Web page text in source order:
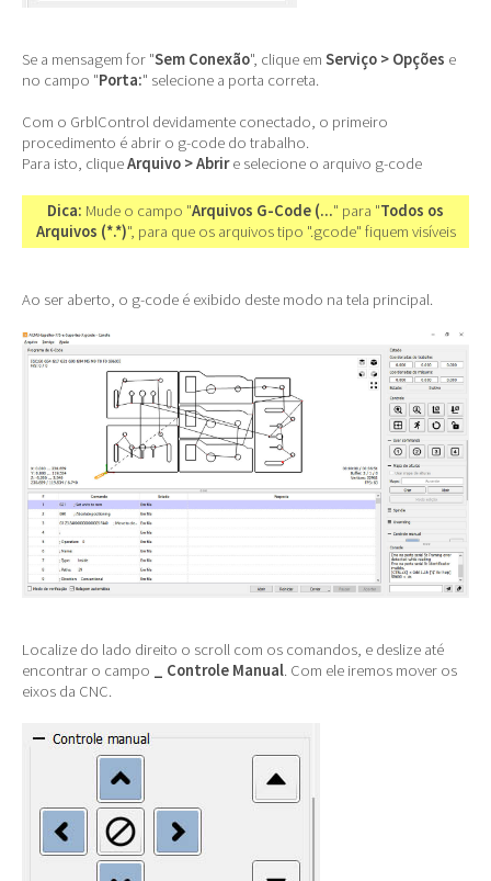
Se a mensagem for "Sem Conexão", clique em Serviço > Opções e
no campo "Porta:" selecione a porta correta.
Com o GrblControl devidamente conectado, o primeiro
procedimento é abrir o g-code do trabalho.
Para isto, cliqueArquivo > Abrire selecione o arquivo g-code
Dica: Mude o campo "Arquivos G-Code (..." para "Todos os
Arquivos (*.*)", para que os arquivos tipo ".gcode" fiquem visíveis
Ao ser aberto, o g-code é exibido deste modo na tela principal.
Localize do lado direito o scroll com os comandos, e deslize até
encontrar o campo
_ Controle Manual. Com ele iremos mover os
eixos da CNC.